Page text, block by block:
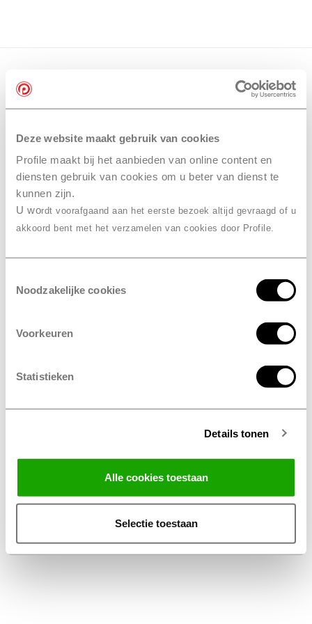
Deze website maakt gebruik van cookies
Profile maakt bij het aanbieden van online content en
diensten gebruik van cookies om u beter van dienst te
kunnen zijn.
U wordt voorafgaand aan het eerste bezoek altijd gevraagd of u
akkoord bent met het verzamelen van cookies door Profile.
Noodzakelijke cookies
Voorkeuren
Statistieken
Details tonen
Alle cookies toestaan
Selectie toestaan
Algemene Voorwaarden Thuiswinkel
Privacy Statement Profile Nederland B.V.
Disclaimer